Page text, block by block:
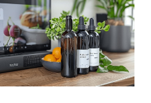
Y CASOS DE
NEGOCIOS